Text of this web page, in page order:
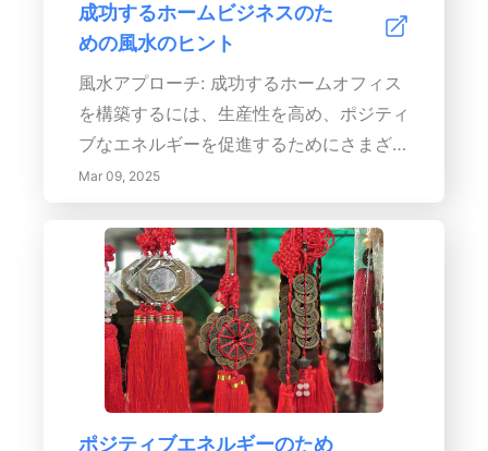
んでいく家庭を育てましょう。実用的なヒ
ントと近隣の気のダイナミクスに関する洞
察を通じて、このガイドは健康、幸福、バ
ランスを促進する静かな空間を作り出す力
を与えます。今日、あなたの周囲を変えて
みましょう！
成功するホームビジネスのた
めの風水のヒント
風水アプローチ: 成功するホームオフィス
を構築するには、生産性を高め、ポジティ
ブなエネルギーを促進するためにさまざま
な要素を慎重に考慮する必要があります。
このガイドでは、適切な場所の選択からデ
スクの配置の最適化、自然の要素の統合、
風水の原則の適用まで、基本的な戦略を説
明します。主なポイント：1. 場所の重要
性: 家の中でオフィスの適切な場所を選ぶ
ことは、気を散らす要素を最小限に抑える
だけでなく、プロフェッショナリズムとク
リエイティビティを促進します。自然光が
Mar 09, 2025
ポジティブエネルギーのため